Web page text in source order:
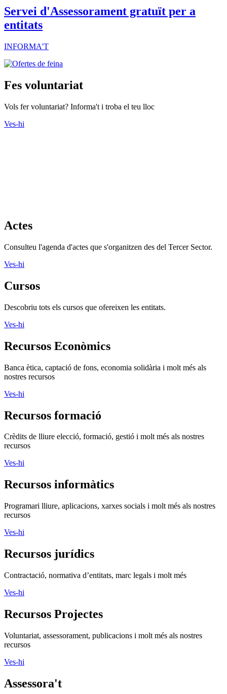
Servei d'Assessorament gratuït per a
entitats
INFORMA'T
Fes voluntariat
Vols fer voluntariat? Informa't i troba el teu lloc
Ves-hi
Actes
Consulteu l'agenda d'actes que s'organitzen des del Tercer Sector.
Ves-hi
Cursos
Descobriu tots els cursos que ofereixen les entitats.
Ves-hi
Recursos Econòmics
Banca ètica, captació de fons, economia solidària i molt més als
nostres recursos
Ves-hi
Recursos formació
Crèdits de lliure elecció, formació, gestió i molt més als nostres
recursos
Ves-hi
Recursos informàtics
Programari lliure, aplicacions, xarxes socials i molt més als nostres
recursos
Ves-hi
Recursos jurídics
Contractació, normativa d’entitats, marc legals i molt més
Ves-hi
Recursos Projectes
Voluntariat, assessorament, publicacions i molt més als nostres
recursos
Ves-hi
Assessora't